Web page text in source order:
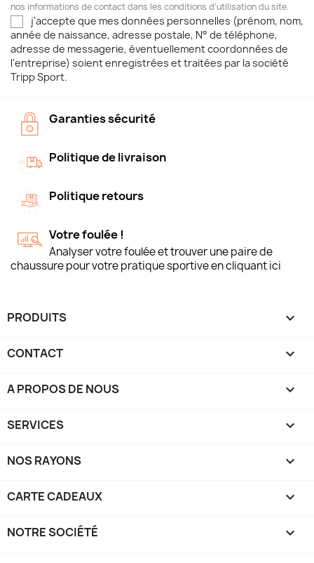
nos informations de contact dans les conditions d'utilisation du site.
j'accepte que mes données personnelles (prénom, nom,
année de naissance, adresse postale, N° de téléphone,
adresse de messagerie, éventuellement coordonnées de
l'entreprise) soient enregistrées et traitées par la société
Tripp Sport.
Garanties sécurité
Politique de livraison
Politique retours
Votre foulée !
Analyser votre foulée et trouver une paire de
chaussure pour votre pratique sportive en cliquant ici
PRODUITS 
CONTACT 
A PROPOS DE NOUS 
SERVICES 
NOS RAYONS 
CARTE CADEAUX 
NOTRE SOCIÉTÉ 